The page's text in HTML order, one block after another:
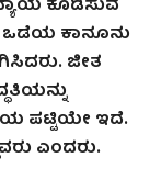
ಕೊಡಿಸುವ
ಕಾನೂನು
ಜೀತ
ಪಟ್ಟಿಯೇ ಇದೆ.
ಎಂದರು.